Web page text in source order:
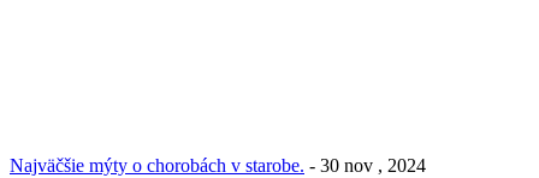
Najväčšie mýty o chorobách v starobe. - 30 nov , 2024